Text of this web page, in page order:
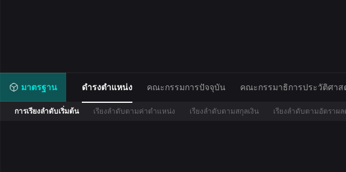
มาตรฐาน ดำรงตำแหน่ง คณะกรรมการปัจจุบัน คณะกรรมาธิการประวัติศาส
การเรียงลำดับเริ่มต้น เรียงลำดับตามค่าตำแหน่ง เรียงลำดับตามสกุลเงิน เรียงลำดับตามอัตราผ